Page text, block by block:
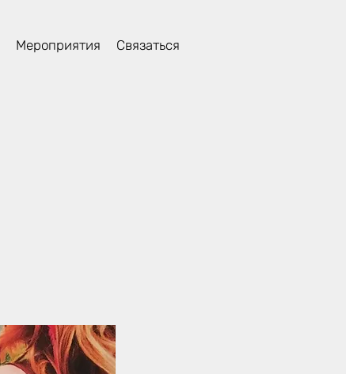
Мероприятия Связаться